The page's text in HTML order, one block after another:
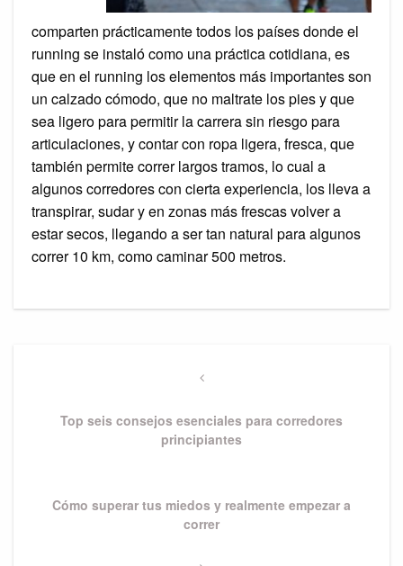
comparten prácticamente todos los países donde el
running se instaló como una práctica cotidiana, es
que en el running los elementos más importantes son
un calzado cómodo, que no maltrate los pies y que
sea ligero para permitir la carrera sin riesgo para
articulaciones, y contar con ropa ligera, fresca, que
también permite correr largos tramos, lo cual a
algunos corredores con cierta experiencia, los lleva a
transpirar, sudar y en zonas más frescas volver a
estar secos, llegando a ser tan natural para algunos
correr 10 km, como caminar 500 metros.
Previous
Top seis consejos esenciales para corredores
principiantes
Next
Cómo superar tus miedos y realmente empezar a
correr